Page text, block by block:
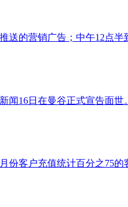
的营销广告；中午12点
16日在曼谷正式宣告面
份客户充值统计百分之75